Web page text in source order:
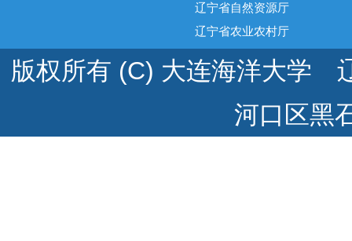
辽宁省自然资源厅
辽宁省农业农村厅
版权所有 (C) 大连海洋大学
河口区黑